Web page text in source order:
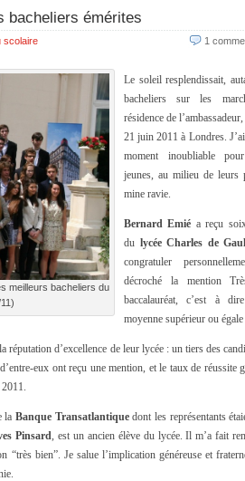
bacheliers émérites
scolaire 1
meilleurs bacheliers du
Le soleil resplendissait,
bacheliers sur les
résidence de
21 juin 2011 à Londres.
moment inoubliable
jeunes, au milieu de leurs
mine ravie.
Bernard Emié a reçu
du lycée Charles de
congratuler
décroché la mention
baccalauréat, c’est à
moyenne supérieur ou
d’excellence de leur lycée : un tiers des
eux ont reçu une mention, et le taux de réussite
la Banque Transatlantiquedont les représentants
Pinsard, est un ancien élève du lycée. Il m’a fait
“très bien”. Je salue l’implication généreuse et